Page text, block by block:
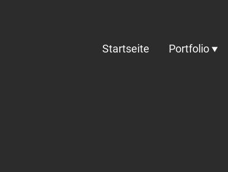
Startseite Portfolio